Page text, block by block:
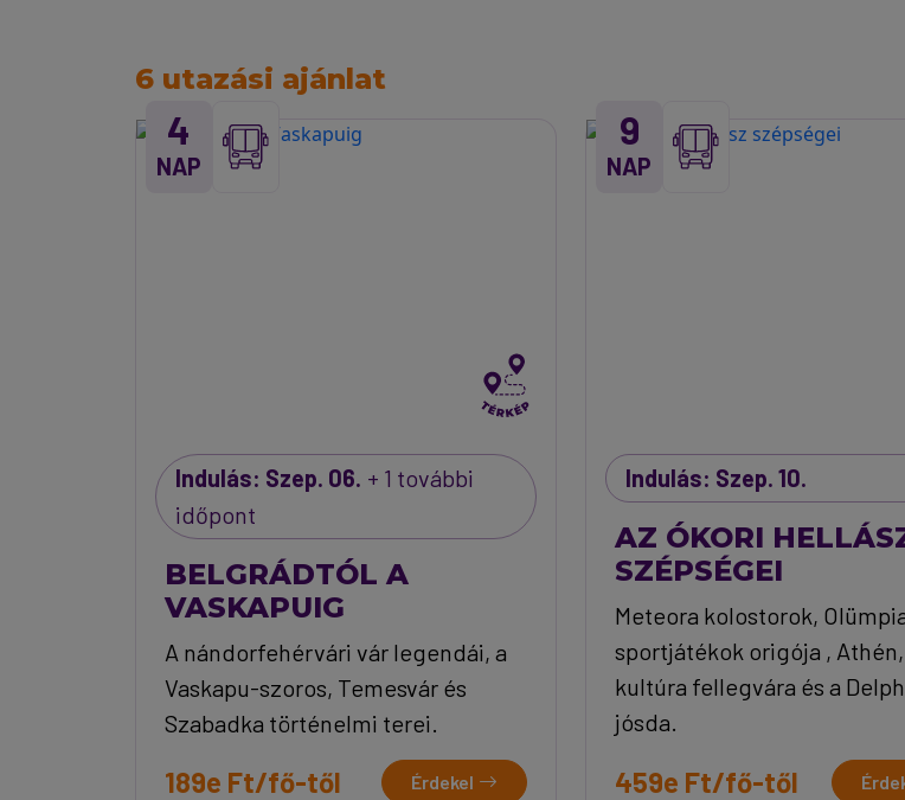
6 utazási ajánlat
4
NAP
Indulás: Szep. 06. + 1 további
időpont
BELGRÁDTÓL A
VASKAPUIG
A nándorfehérvári vár legendái, a
Vaskapu-szoros, Temesvár és
Szabadka történelmi terei.
189e Ft/fő-től Érdekel
9
NAP
Indulás: Szep. 10.
AZ ÓKORI
SZÉPSÉGEI
Meteora kolostorok,
sportjátékok origója ,
kultúra fellegvára és a
jósda.
459e Ft/fő-től